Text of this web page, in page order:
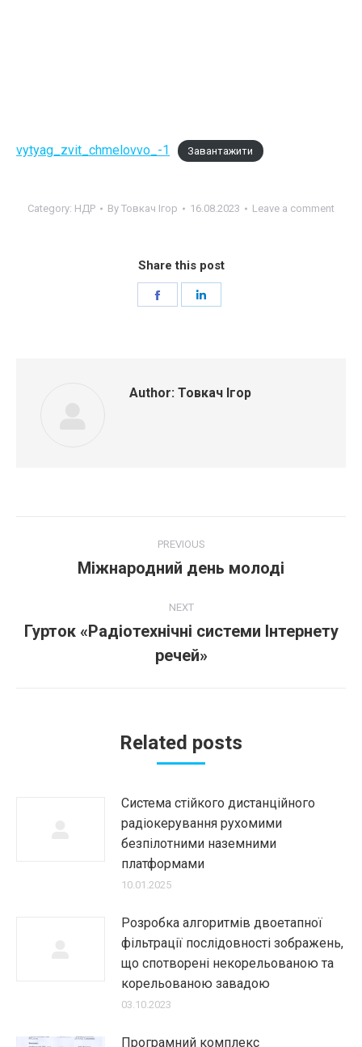
vytyag_zvit_chmelovvo_-1 Завантажити
Category: НДР By Товкач Ігор 16.08.2023 Leave a comment
Share this post
Author: Товкач Ігор
navigation
PREVIOUS
Previous
Міжнародний день молоді
NEXT
post:
Гурток «Радіотехнічні системи Інтернету
речей»
Related posts
Система стійкого дистанційного
радіокерування рухомими
безпілотними наземними
платформами
10.01.2025
Розробка алгоритмів двоетапної
фільтрації послідовності зображень,
що спотворені некорельованою та
корельованою завадою
03.10.2023
Програмний комплекс